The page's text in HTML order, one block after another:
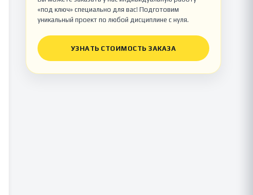
«под ключ» специально для вас! Подготовим
уникальный проект по любой дисциплине с нуля.
УЗНАТЬ СТОИМОСТЬ ЗАКАЗА